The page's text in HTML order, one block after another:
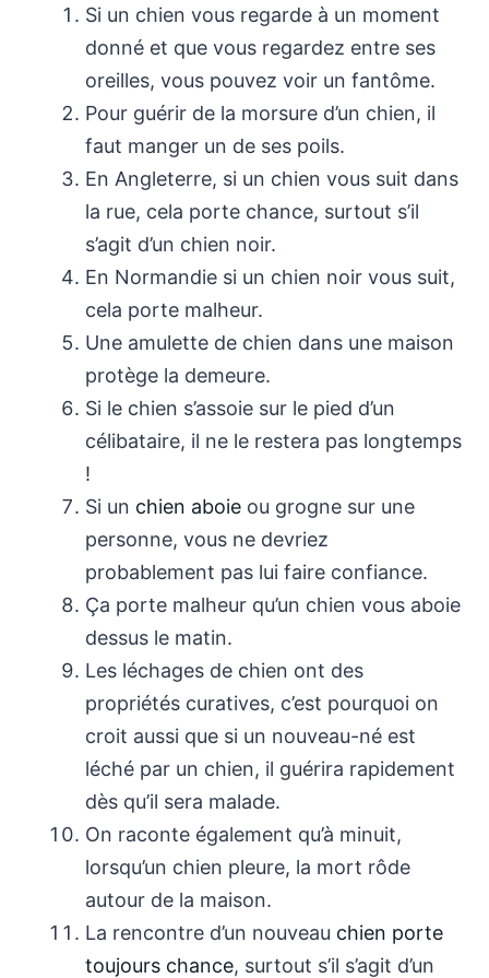
Si un chien vous regarde à un moment
donné et que vous regardez entre ses
oreilles, vous pouvez voir un fantôme.
Pour guérir de la morsure d’un chien, il
faut manger un de ses poils.
En Angleterre, si un chien vous suit dans
la rue, cela porte chance, surtout s’il
s’agit d’un chien noir.
En Normandie si un chien noir vous suit,
cela porte malheur.
Une amulette de chien dans une maison
protège la demeure.
Si le chien s’assoie sur le pied d’un
célibataire, il ne le restera pas longtemps
!
Si un chien aboie ou grogne sur une
personne, vous ne devriez
probablement pas lui faire confiance.
Ça porte malheur qu’un chien vous aboie
dessus le matin.
Les léchages de chien ont des
propriétés curatives, c’est pourquoi on
croit aussi que si un nouveau-né est
léché par un chien, il guérira rapidement
dès qu’il sera malade.
On raconte également qu’à minuit,
lorsqu’un chien pleure, la mort rôde
autour de la maison.
La rencontre d’un nouveau chien porte
toujours chance, surtout s’il s’agit d’un